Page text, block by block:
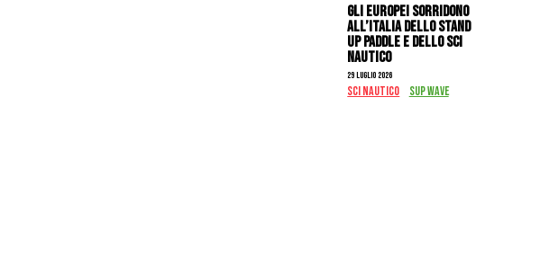
Gli Europei sorridono
all’Italia dello stand
up paddle e dello sci
nautico
29 Luglio 2026
SCI NAUTICO SUP WAVE